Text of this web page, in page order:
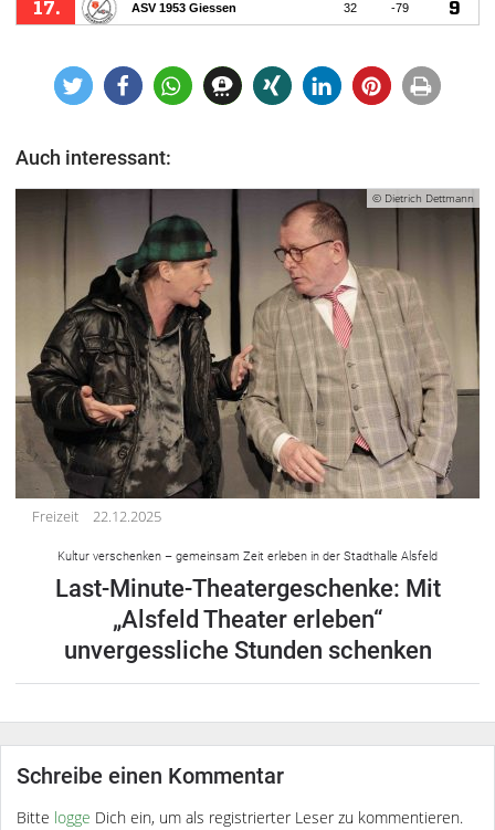
Auch interessant:
© Dietrich Dettmann
Freizeit 22.12.2025
Kultur verschenken – gemeinsam Zeit erleben in der Stadthalle Alsfeld
Last-Minute-Theatergeschenke: Mit
„Alsfeld Theater erleben“
unvergessliche Stunden schenken
Schreibe einen Kommentar
Bitte logge Dich ein, um als registrierter Leser zu kommentieren.